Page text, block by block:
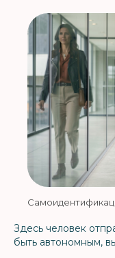
Здесь человек
быть автономным,